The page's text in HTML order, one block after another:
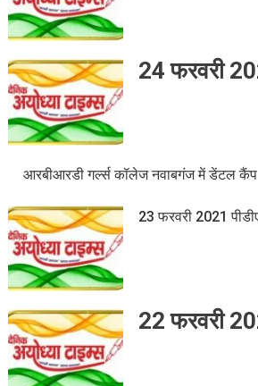
24 फरवरी
आरबीआरडी गर्ल्स कॉलेज नवाबगंज में डेंटल कैंप
23 फरवरी 2021
22 फरवरी